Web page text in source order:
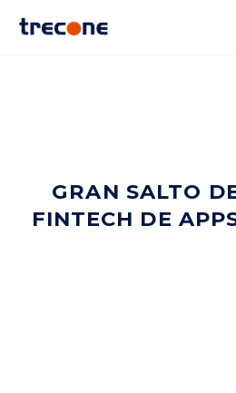
GRAN SALTO
FINTECH DE